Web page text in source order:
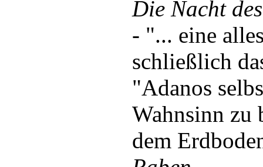
Die Nacht
- "... eine
schließlich
"Adanos
Wahnsinn zu
dem